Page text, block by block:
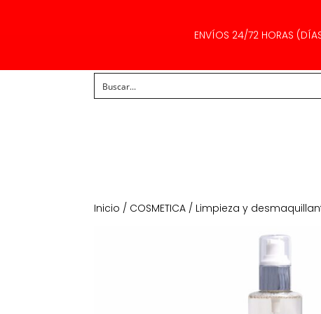
ENVÍOS 24/72 HORAS
Inicio / COSMETICA / Limpieza y